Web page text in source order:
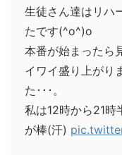
生徒さん達はリハ
たです(^o^)o
本番が始まったら
イワイ盛り上がり
た･･･。
私は12時から21時
が棒(汗)